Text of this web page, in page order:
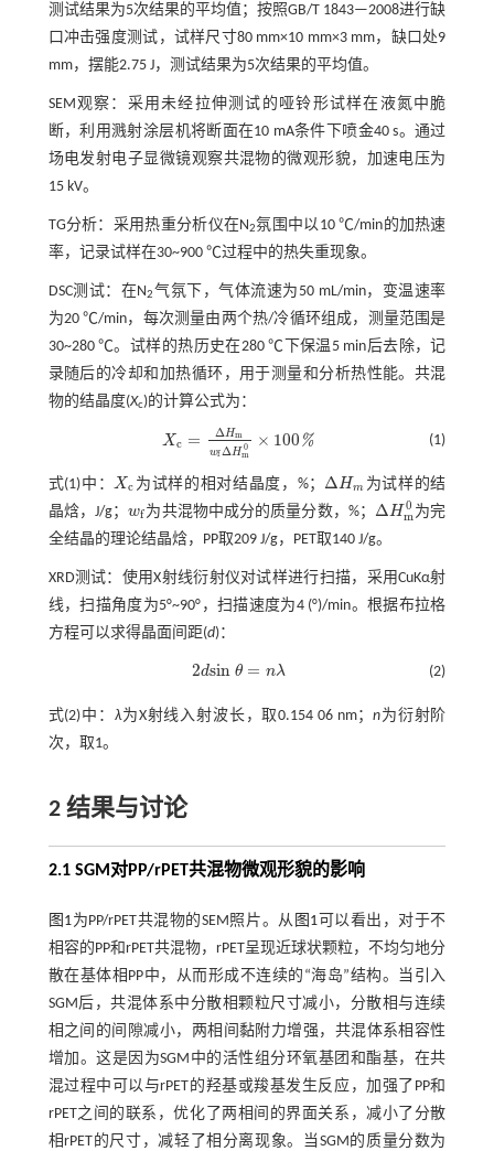
测试结果为5次结果的平均值；按照GB/T 1843—2008进行缺
口冲击强度测试，试样尺寸80 mm×10 mm×3 mm，缺口处9
mm，摆能2.75 J，测试结果为5次结果的平均值。
SEM观察：采用未经拉伸测试的哑铃形试样在液氮中脆
断，利用溅射涂层机将断面在10 mA条件下喷金40 s。通过
场电发射电子显微镜观察共混物的微观形貌，加速电压为
15 kV。
TG分析：采用热重分析仪在N2氛围中以10 ℃/min的加热速
率，记录试样在30~900 ℃过程中的热失重现象。
DSC测试：在N2气氛下，气体流速为50 mL/min，变温速率
为20 ℃/min，每次测量由两个热/冷循环组成，测量范围是
30~280 ℃。试样的热历史在280 ℃下保温5 min后去除，记
录随后的冷却和加热循环，用于测量和分析热性能。共混
物的结晶度(Xc)的计算公式为：
Xc = ΔHm
wf Δ H 0
m
× 100 %
Xc= ∆H mwf∆Hm0 ×100 % (1)
式(1)中：Xc
Xc 为试样的相对结晶度，%； ΔHm
∆Hm
为试样的结
晶焓，J/g； wf
wf 为共混物中成分的质量分数，%； ΔH 0
m
∆Hm0 为完
全结晶的理论结晶焓，PP取209 J/g，PET取140 J/g。
XRD测试：使用X射线衍射仪对试样进行扫描，采用CuKα射
线，扫描角度为5°~90°，扫描速度为4 (°)/min。根据布拉格
方程可以求得晶面间距(d)：
2dsin θ = nλ
2dsin θ =nλ (2)
式(2)中： λ为X射线入射波长，取0.154 06 nm；n为衍射阶
次，取1。
2 结果与讨论
2.1 SGM对PP/rPET共混物微观形貌的影响
图1为PP/rPET共混物的SEM照片。从 图1 可以看出，对于不
相容的PP和rPET共混物，rPET呈现近球状颗粒，不均匀地分
散在基体相PP中，从而形成不连续的“海岛”结构。当引入
SGM后，共混体系中分散相颗粒尺寸减小，分散相与连续
相之间的间隙减小，两相间黏附力增强，共混体系相容性
增加。这是因为SGM中的活性组分环氧基团和酯基，在共
混过程中可以与rPET的羟基或羧基发生反应，加强了PP和
rPET之间的联系，优化了两相间的界面关系，减小了分散
相rPET的尺寸，减轻了相分离现象。当SGM的质量分数为